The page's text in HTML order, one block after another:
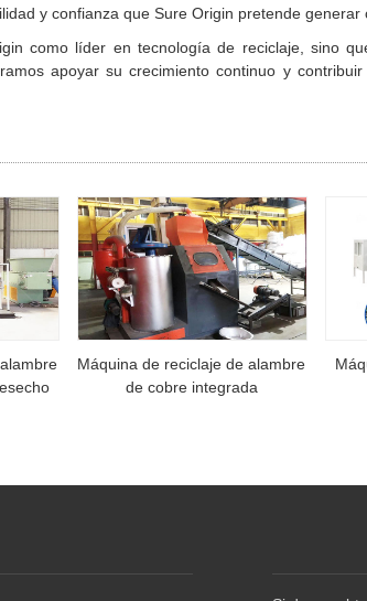
y confianza que Sure Origin pretende generar
como líder en tecnología de reciclaje, sino
apoyar su crecimiento continuo y
Máquina de reciclaje de alambre
de cobre integrada